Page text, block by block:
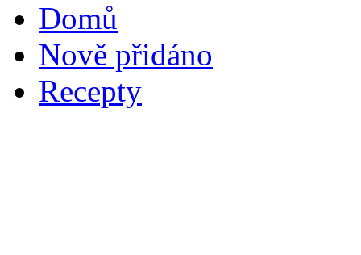
Domů
Nově přidáno
Recepty